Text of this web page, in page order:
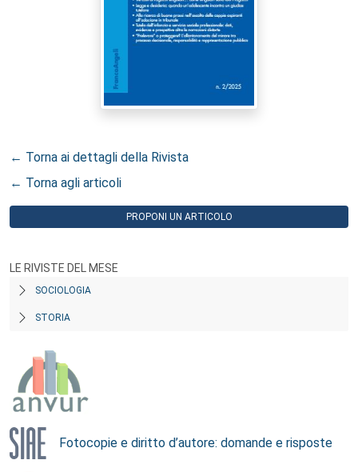
← Torna ai dettagli della Rivista
← Torna agli articoli
PROPONI UN ARTICOLO
LE RIVISTE DEL MESE
SOCIOLOGIA
STORIA
Fotocopie e diritto d’autore: domande e risposte